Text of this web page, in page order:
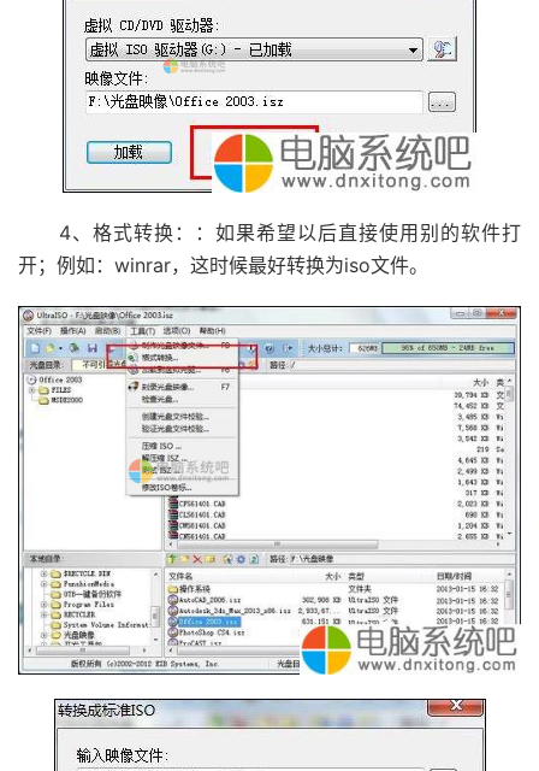
4、格式转换：：如果希望以后直接使用别的软件打
开；例如：winrar，这时候最好转换为iso文件。